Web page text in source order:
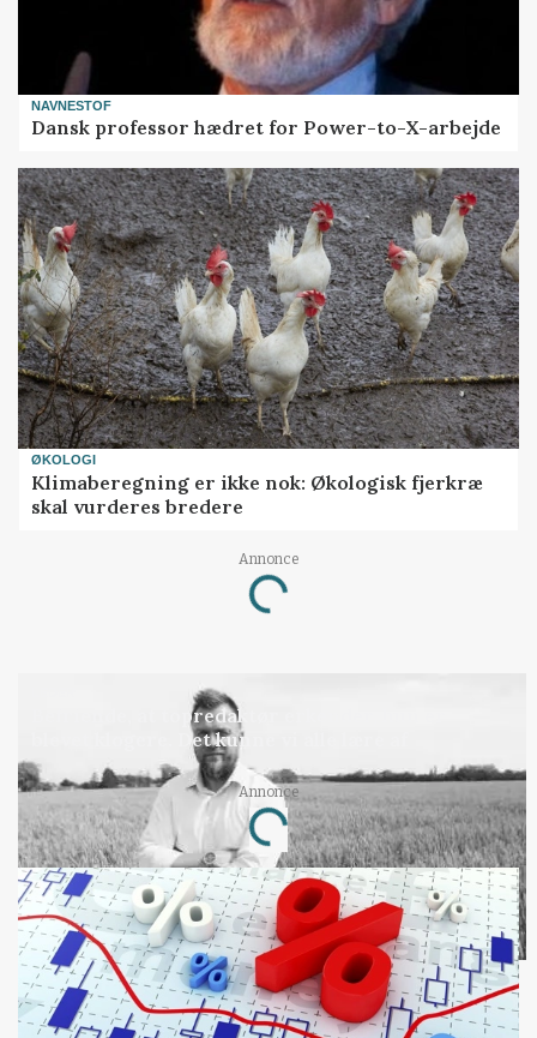
NAVNESTOF
Dansk professor hædret for Power-to-X-arbejde
ØKOLOGI
Klimaberegning er ikke nok: Økologisk fjerkræ
skal vurderes bredere
Annonce
Loading...
Befriende, at topredaktør erkender, hun er
blevet klogere. Det kunne vi alle lære af
Annonce
Loading...